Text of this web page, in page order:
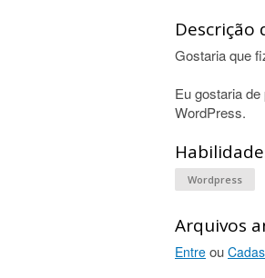
Descrição
Gostaria que
Eu gostaria
WordPress.
Wordpress
Arquivos
Entre ou